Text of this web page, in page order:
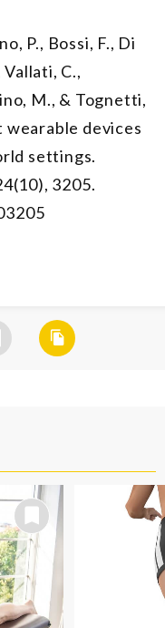
P., Bossi, F., Di
Vallati, C.,
M., & Tognetti,
devices
settings.
3205.